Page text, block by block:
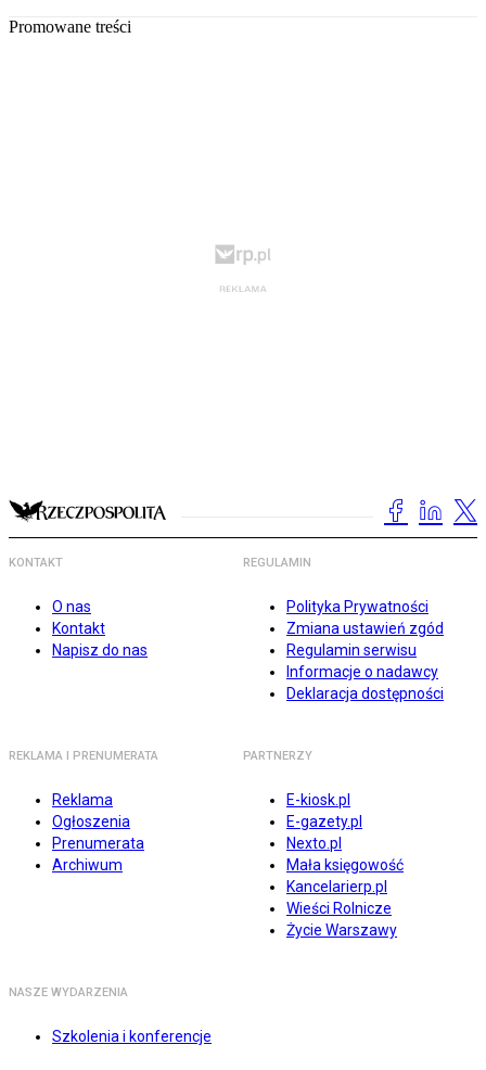
Promowane treści
KONTAKT
O nas
Kontakt
Napisz do nas
REGULAMIN
Polityka Prywatności
Zmiana ustawień zgód
Regulamin serwisu
Informacje o nadawcy
Deklaracja dostępności
REKLAMA I PRENUMERATA
Reklama
Ogłoszenia
Prenumerata
Archiwum
PARTNERZY
E-kiosk.pl
E-gazety.pl
Nexto.pl
Mała księgowość
Kancelarierp.pl
Wieści Rolnicze
Życie Warszawy
NASZE WYDARZENIA
Szkolenia i konferencje